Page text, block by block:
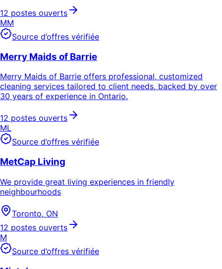
12 postes ouverts
MM
Source d’offres vérifiée
Merry Maids of Barrie
Merry Maids of Barrie offers professional, customized
cleaning services tailored to client needs, backed by over
30 years of experience in Ontario.
12 postes ouverts
ML
Source d’offres vérifiée
MetCap Living
We provide great living experiences in friendly
neighbourhoods
Toronto, ON
12 postes ouverts
M
Source d’offres vérifiée